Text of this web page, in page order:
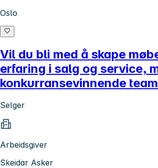
Oslo
Vil du bli med å skape
erfaring i salg og service,
konkurransevinnende
Selger
Arbeidsgiver
Skeidar Asker